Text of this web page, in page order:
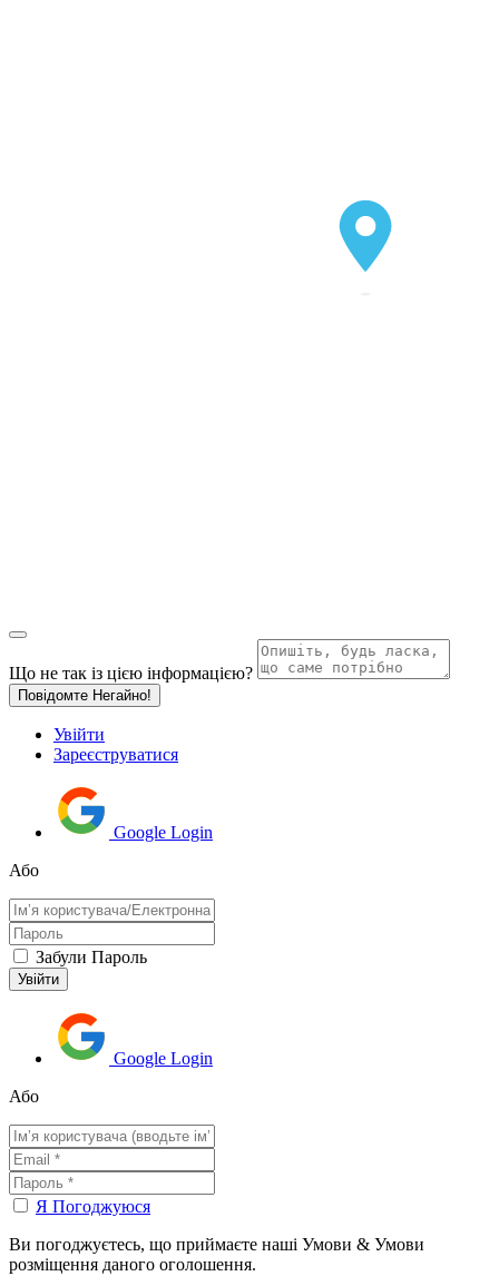
Що не так із цією інформацією?
Повідомте Негайно!
Увійти
Зареєструватися
Google Login
Або
Забули Пароль
Google Login
Або
Я Погоджуюся
Ви погоджуєтесь, що приймаєте наші Умови & Умови
розміщення даного оголошення.